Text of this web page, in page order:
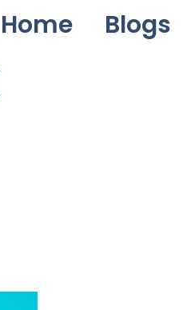
Home Blogs